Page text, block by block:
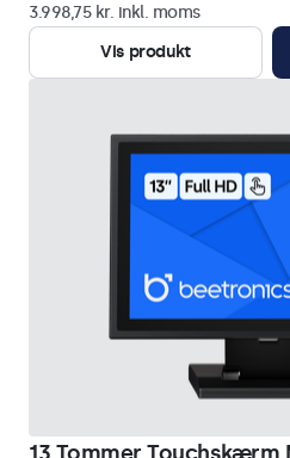
3.998,75 kr. inkl. moms
Vis produkt